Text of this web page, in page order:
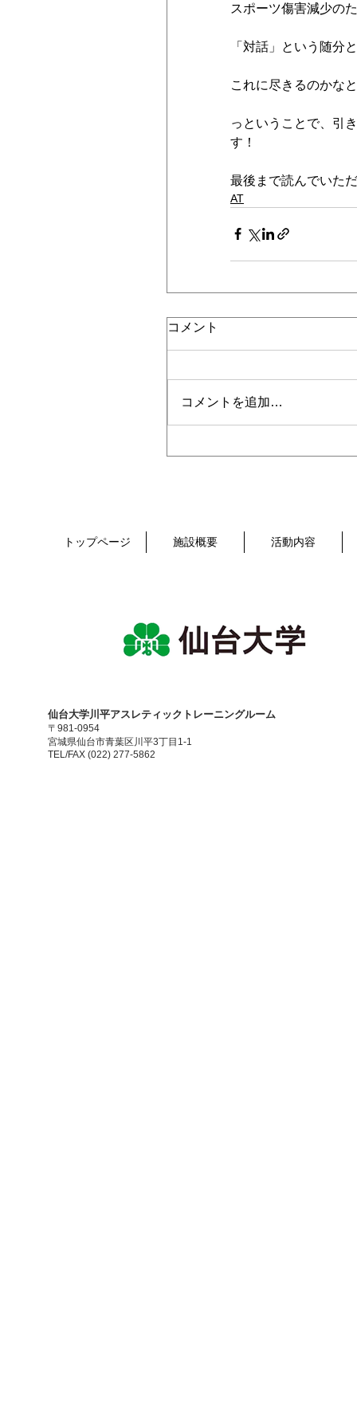
スポーツ傷害減少の
「対話」という随分
これに尽きるのかな
っということで、引
す！
最後まで読んでいた
AT
コメント
コメントを追加…
トップページ 施設概要 活動内容
​仙台大学川平アスレティックトレーニングルーム
〒981-0954
宮城県仙台市青葉区川平3丁目1-1
TEL/FAX (022) 277-5862